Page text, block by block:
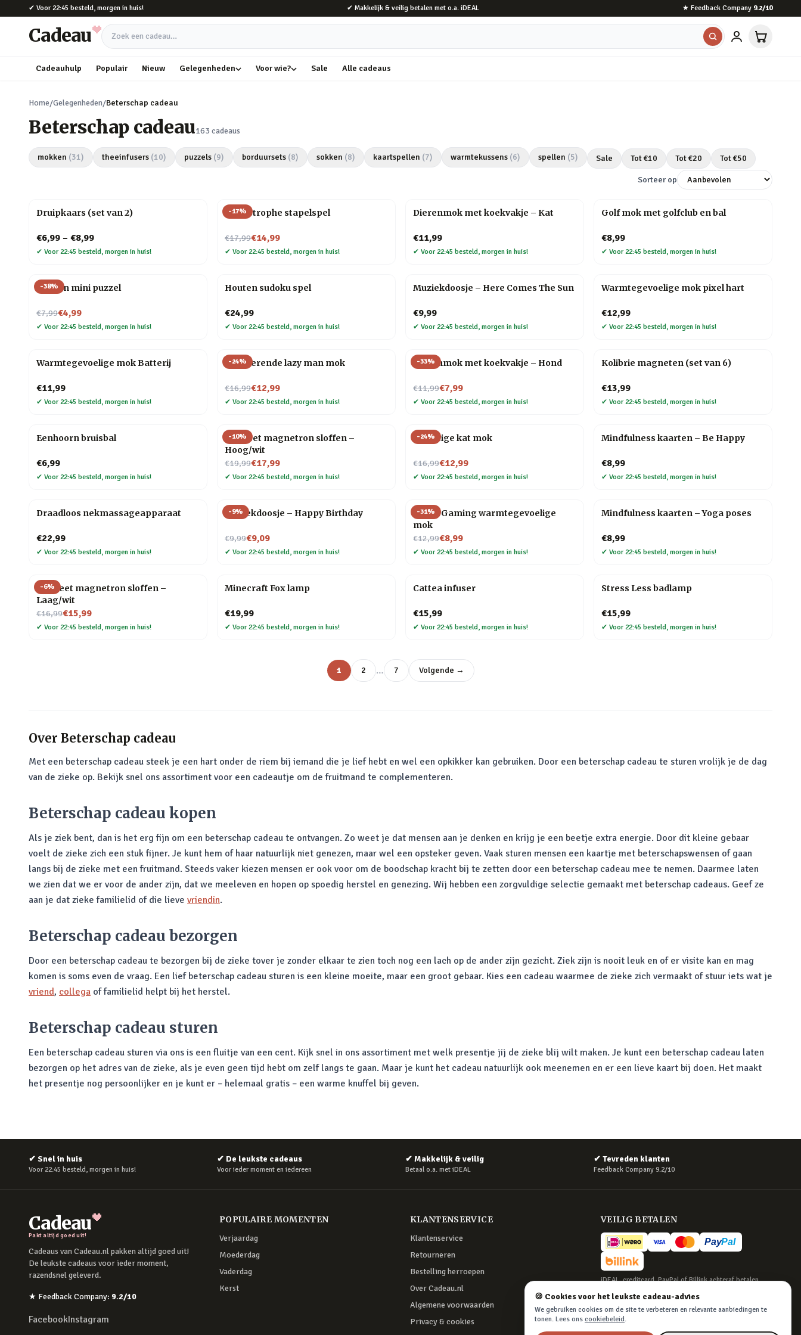
Naar hoofdinhoud
✔ Voor 22:45 besteld, morgen in huis! ✔ Makkelijk & veilig betalen met o.a. iDEAL ★ Feedback Company 9.2/10
Cadeau Zoek een cadeau
Cadeauhulp Populair Nieuw Gelegenheden Voor wie? Sale Alle cadeaus
Home/Gelegenheden/Beterschap cadeau
Beterschap cadeau163 cadeaus
mokken (31) theeinfusers (10) puzzels (9) borduursets (8) sokken (8) kaartspellen (7) warmtekussens (6) spellen (5) Sale Tot €10 Tot €20 Tot €50
Sorteer op
Druipkaars (set van 2)
€6,99 – €8,99
✔ Voor 22:45 besteld, morgen in huis!
-17%
Cat-astrophe stapelspel
€17,99
Nu voor€14,99
✔ Voor 22:45 besteld, morgen in huis!
Dierenmok met koekvakje – Kat
€11,99
✔ Voor 22:45 besteld, morgen in huis!
Golf mok met golfclub en bal
€8,99
✔ Voor 22:45 besteld, morgen in huis!
-38%
Houten mini puzzel
€7,99
Nu voor€4,99
✔ Voor 22:45 besteld, morgen in huis!
Houten sudoku spel
€24,99
✔ Voor 22:45 besteld, morgen in huis!
Muziekdoosje – Here Comes The Sun
€9,99
✔ Voor 22:45 besteld, morgen in huis!
Warmtegevoelige mok pixel hart
€12,99
✔ Voor 22:45 besteld, morgen in huis!
Warmtegevoelige mok Batterij
€11,99
✔ Voor 22:45 besteld, morgen in huis!
-24%
Zelfroerende lazy man mok
€16,99
Nu voor€12,99
✔ Voor 22:45 besteld, morgen in huis!
-33%
Dierenmok met koekvakje – Hond
€11,99
Nu voor€7,99
✔ Voor 22:45 besteld, morgen in huis!
Kolibrie magneten (set van 6)
€13,99
✔ Voor 22:45 besteld, morgen in huis!
Eenhoorn bruisbal
€6,99
✔ Voor 22:45 besteld, morgen in huis!
-10%
Hot Feet magnetron sloffen –
Hoog/wit
€19,99
Nu voor€17,99
✔ Voor 22:45 besteld, morgen in huis!
-24%
Schattige kat mok
€16,99
Nu voor€12,99
✔ Voor 22:45 besteld, morgen in huis!
Mindfulness kaarten – Be Happy
€8,99
✔ Voor 22:45 besteld, morgen in huis!
Draadloos nekmassageapparaat
€22,99
✔ Voor 22:45 besteld, morgen in huis!
-9%
Muziekdoosje – Happy Birthday
€9,99
Nu voor€9,09
✔ Voor 22:45 besteld, morgen in huis!
-31%
I Love Gaming warmtegevoelige
mok
€12,99
Nu voor€8,99
✔ Voor 22:45 besteld, morgen in huis!
Mindfulness kaarten – Yoga poses
€8,99
✔ Voor 22:45 besteld, morgen in huis!
-6%
Hot Feet magnetron sloffen –
Laag/wit
€16,99
Nu voor€15,99
✔ Voor 22:45 besteld, morgen in huis!
Minecraft Fox lamp
€19,99
✔ Voor 22:45 besteld, morgen in huis!
Cattea infuser
€15,99
✔ Voor 22:45 besteld, morgen in huis!
Stress Less badlamp
€15,99
✔ Voor 22:45 besteld, morgen in huis!
1 2 … 7 Volgende →
Over Beterschap cadeau
Met een beterschap cadeau steek je een hart onder de riem bij iemand die je lief hebt en wel een opkikker kan gebruiken. Door een beterschap cadeau te sturen vrolijk je de dag
van de zieke op. Bekijk snel ons assortiment voor een cadeautje om de fruitmand te complementeren.
Beterschap cadeau kopen
Als je ziek bent, dan is het erg fijn om een beterschap cadeau te ontvangen. Zo weet je dat mensen aan je denken en krijg je een beetje extra energie. Door dit kleine gebaar
voelt de zieke zich een stuk fijner. Je kunt hem of haar natuurlijk niet genezen, maar wel een opsteker geven. Vaak sturen mensen een kaartje met beterschapswensen of gaan
langs bij de zieke met een fruitmand. Steeds vaker kiezen mensen er ook voor om de boodschap kracht bij te zetten door een beterschap cadeau mee te nemen. Daarmee laten
we zien dat we er voor de ander zijn, dat we meeleven en hopen op spoedig herstel en genezing. Wij hebben een zorgvuldige selectie gemaakt met beterschap cadeaus. Geef ze
aan je dat zieke familielid of die lieve vriendin.
Beterschap cadeau bezorgen
Door een beterschap cadeau te bezorgen bij de zieke tover je zonder elkaar te zien toch nog een lach op de ander zijn gezicht. Ziek zijn is nooit leuk en of er visite kan en mag
komen is soms even de vraag. Een lief beterschap cadeau sturen is een kleine moeite, maar een groot gebaar. Kies een cadeau waarmee de zieke zich vermaakt of stuur iets wat je
vriend, collega of familielid helpt bij het herstel.
Beterschap cadeau sturen
Een beterschap cadeau sturen via ons is een fluitje van een cent. Kijk snel in ons assortiment met welk presentje jij de zieke blij wilt maken. Je kunt een beterschap cadeau laten
bezorgen op het adres van de zieke, als je even geen tijd hebt om zelf langs te gaan. Maar je kunt het cadeau natuurlijk ook meenemen en er een lieve kaart bij doen. Het maakt
het presentje nog persoonlijker en je kunt er – helemaal gratis – een warme knuffel bij geven.
✔ Snel in huis
Voor 22:45 besteld, morgen in huis!
✔ De leukste cadeaus
Voor ieder moment en iedereen
✔ Makkelijk & veilig
Betaal o.a. met iDEAL
✔ Tevreden klanten
Feedback Company 9.2/10
Cadeau
Pakt altijd goed uit!
Cadeaus van Cadeau.nl pakken altijd goed uit!
De leukste cadeaus voor ieder moment,
razendsnel geleverd.
★ Feedback Company: 9.2/10
FacebookInstagram
POPULAIRE MOMENTEN
Verjaardag
Moederdag
Vaderdag
Kerst
KLANTENSERVICE
Klantenservice
Retourneren
Bestelling herroepen
Over Cadeau.nl
Algemene voorwaarden
Privacy & cookies
VEILIG BETALEN
iDEAL, creditcard, PayPal of Billink achteraf betalen
BEZORGING
Voor 22:45 besteld, morgen in huis. Tot 365
dagen retourneren.
🍪 Cookies voor het leukste cadeau-advies
We gebruiken cookies om de site te verbeteren en relevante aanbiedingen te
tonen. Lees ons cookiebeleid.